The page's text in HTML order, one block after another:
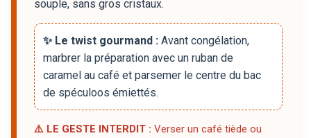
souple, sans gros cristaux.
✨ Le twist gourmand : Avant congélation,
marbrer la préparation avec un ruban de
caramel au café et parsemer le centre du bac
de spéculoos émiettés.
⚠️ LE GESTE INTERDIT : Verser un café tiède ou